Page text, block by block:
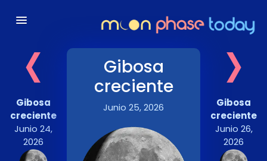
‹
Gibosa
creciente
Junio 24,
2026
Gibosa
creciente
Junio 25, 2026 ›
Gibosa
creciente
Junio 26,
2026